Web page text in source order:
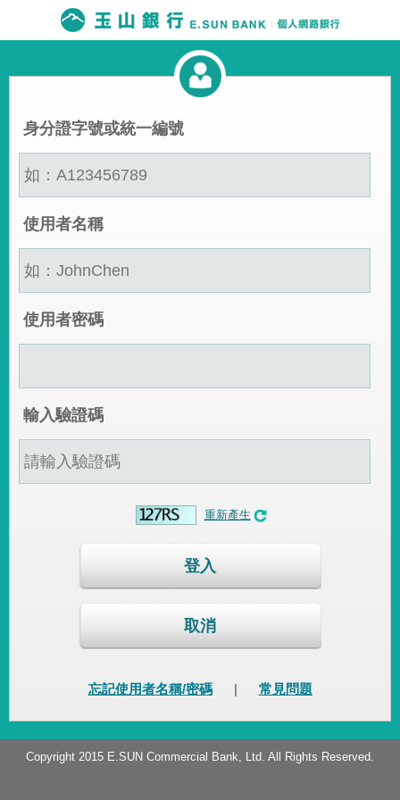
身分證字號或統一編號
使用者名稱
使用者密碼
輸入驗證碼
重新產生
登入
取消
忘記使用者名稱/密碼 | 常見問題
Copyright 2015 E.SUN Commercial Bank, Ltd. All Rights Reserved.